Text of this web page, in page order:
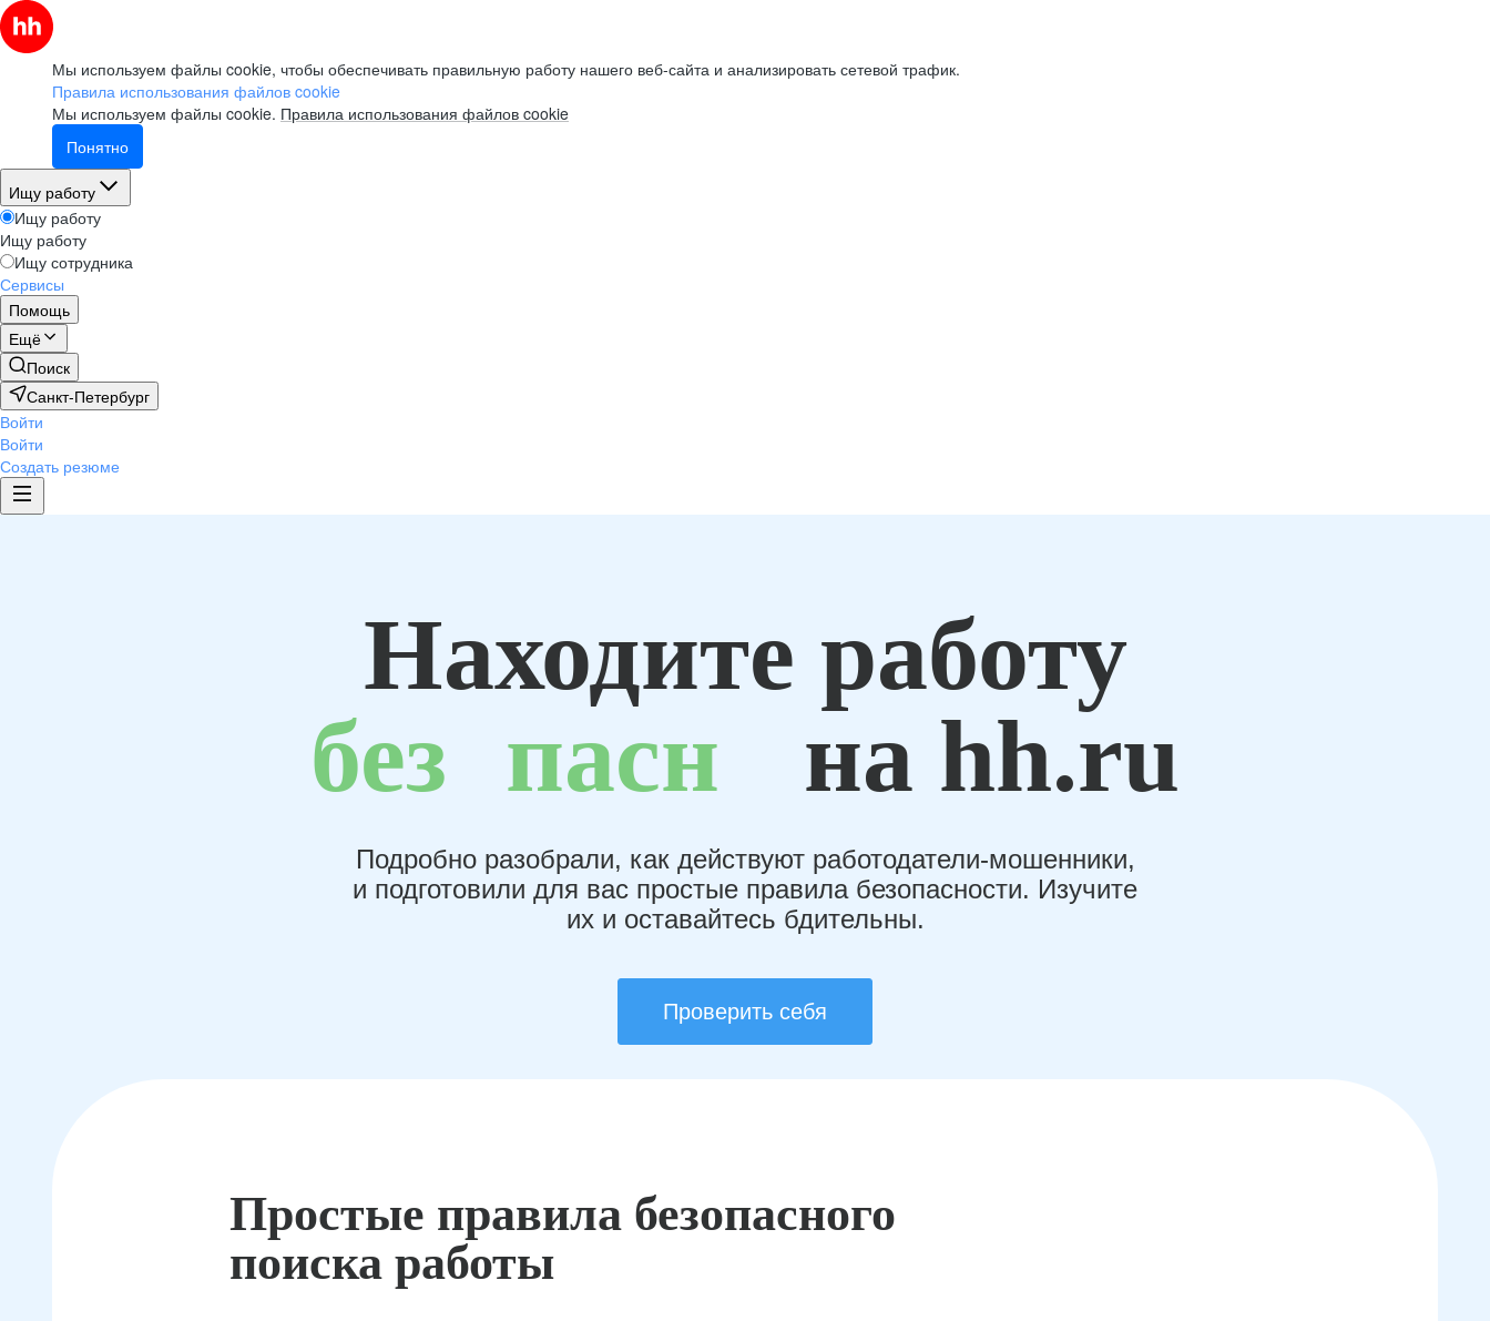
Мы используем файлы cookie, чтобы обеспечивать правильную работу нашего веб-сайта и анализировать сетевой трафик.
Правила использования файлов cookie
Мы используем файлы cookie. Правила использования файлов cookie
Понятно
Ищу работу
Ищу работу
Ищу работу
Ищу сотрудника
Сервисы
Помощь
Ещё
Поиск
Санкт-Петербург
Войти
Войти
Создать резюме
Находите работу
без пасн на hh.ru
Подробно разобрали, как действуют работодатели-мошенники,
и подготовили для вас простые правила безопасности. Изучите
их и оставайтесь бдительны.
Проверить себя
Простые правила безопасного
поиска работы